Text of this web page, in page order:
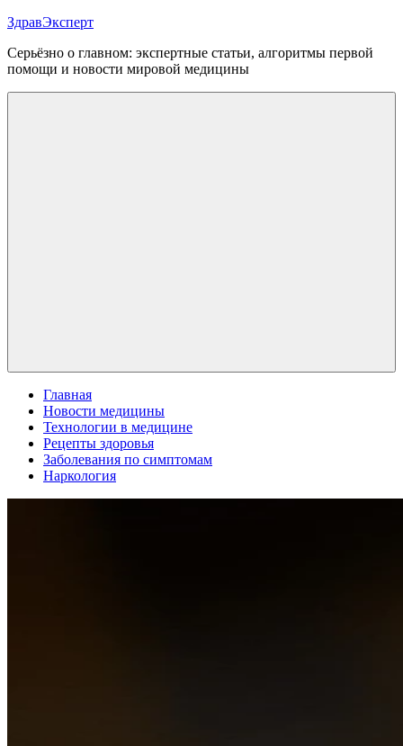
Перейти
содержимому
ЗдравЭксперт
Серьёзно о главном: экспертные статьи, алгоритмы первой
помощи и новости мировой медицины
Главная
Новости медицины
Технологии в медицине
Рецепты здоровья
Заболевания по симптомам
Наркология